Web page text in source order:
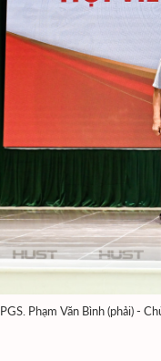
PGS. Phạm Văn Bình (phải) -